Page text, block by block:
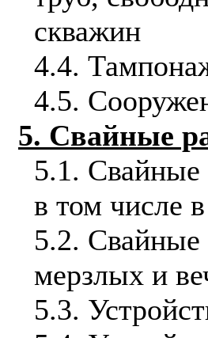
скважин
4.4.
4.5.
5. Свайные
5.1.
в том числе
5.2.
мерзлых и
5.3.